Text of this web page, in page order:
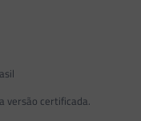
versão certificada.